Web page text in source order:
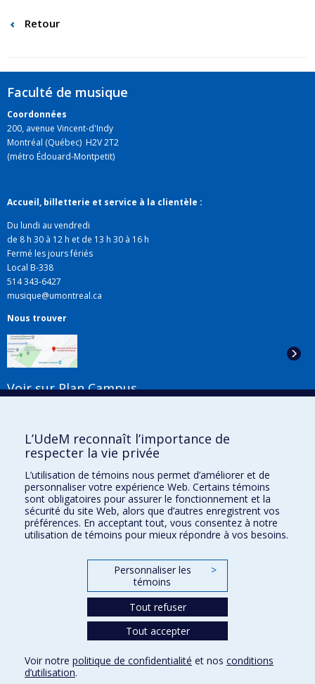
Retour
Faculté de musique
Coordonnées
200, avenue Vincent-d'Indy
Montréal (Québec) H2V 2T2
(métro Édouard-Montpetit)
Accueil, billetterie et service à la clientèle :
Du lundi au vendredi
de 8 h 30 à 12 h et de 13 h 30 à 16 h
Fermé les jours fériés
Local B-338
514 343-6427
musique@umontreal.ca
Nous trouver
Voir sur Plan Campus
Liens utiles
Plan du site
Accessibilité
S'abonner à l'infolettre
Donner à la Faculté de musique
Conditions d’utilisation
L’UdeM reconnaît l’importance de
respecter la vie privée
L’utilisation de témoins nous permet d’améliorer et de
personnaliser votre expérience Web. Certains témoins
sont obligatoires pour assurer le fonctionnement et la
sécurité du site Web, alors que d’autres enregistrent vos
préférences. En acceptant tout, vous consentez à notre
utilisation de témoins pour mieux répondre à vos besoins.
Personnaliser les
témoins
>
Tout refuser
Tout accepter
Voir notre politique de confidentialité et nos conditions
d’utilisation.